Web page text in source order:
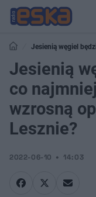
Jesienią węgiel
za ciepło w Lesznie?
Jesienią
co
wzrosną
Lesznie?
2022-06-10 14:03